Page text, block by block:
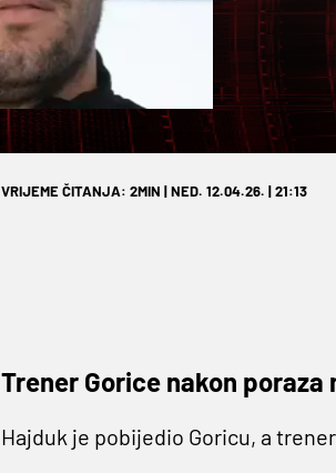
VRIJEME ČITANJA: 2MIN | NED. 12.04.26. | 21:13
Trener Gorice nakon poraza
Hajduk je pobijedio Goricu, a